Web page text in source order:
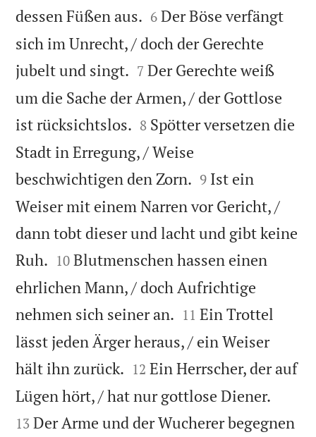
dessen Füßen aus. 

6 Der Böse verfängt
sich im Unrecht, / doch der Gerechte
jubelt und singt. 

7 Der Gerechte weiß
um die Sache der Armen, / der Gottlose
ist rücksichtslos. 

8 Spötter versetzen die
Stadt in Erregung, / Weise
beschwichtigen den Zorn. 

9 Ist ein
Weiser mit einem Narren vor Gericht, /
dann tobt dieser und lacht und gibt keine
Ruh. 

10 Blutmenschen hassen einen
ehrlichen Mann, / doch Aufrichtige
nehmen sich seiner an. 

11 Ein Trottel
lässt jeden Ärger heraus, / ein Weiser
hält ihn zurück. 

12 Ein Herrscher, der auf
Lügen hört, / hat nur gottlose Diener.
13 Der Arme und der Wucherer begegnen